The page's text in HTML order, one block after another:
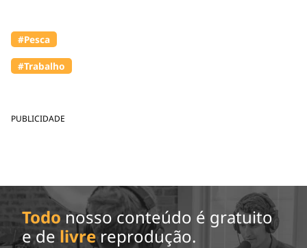
PUBLICIDADE
#Pesca
#Trabalho
Todo nosso conteúdo é gratuito
e de livrereprodução.